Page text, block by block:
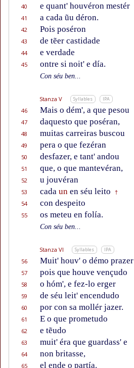
40
e quant' houvéron mestér
41
a cada ũu déron.
42
Pois poséron
43
de tẽer castidade
44
e verdade
45
ontre si noit' e día.
Con séu ben...
Stanza V Syllables IPA
46 Mais o dém', a que pesou
47
daquesto que poséran,
48
muitas carreiras buscou
49
pera o que fezéran
50
desfazer, e tant' andou
51
que, o que mantevéran,
52
u jouvéran
53
cada un en séu leito †
54
con despeito
55
os meteu en folía.
Con séu ben...
Stanza VI Syllables IPA
56 Muit' houv' o démo prazer
57
pois que houve vençudo
58
o hóm', e fez-lo erger
59
de séu leit' encendudo
60
por con sa mollér jazer.
61
E o que prometudo
62
e tẽudo
63
muit' éra que guardass' e
64
non britasse,
65
el ende o partía.